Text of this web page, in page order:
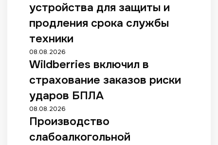
устройства для защиты и
продления срока службы
техники
08.08.2026
Wildberries включил в
страхование заказов риски
ударов БПЛА
08.08.2026
Производство
слабоалкогольной